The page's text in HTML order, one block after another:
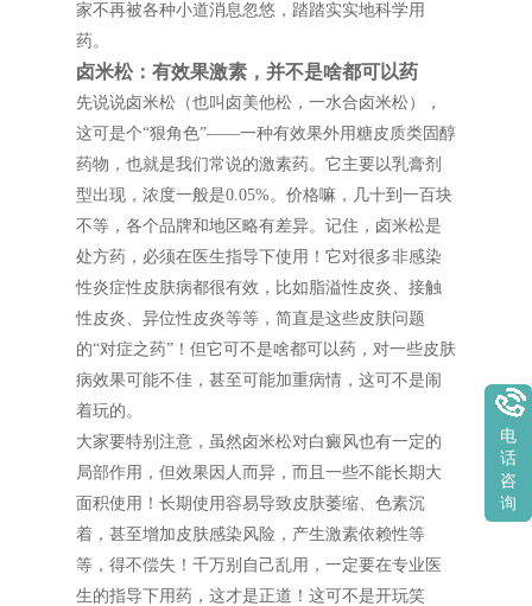
家不再被各种小道消息忽悠，踏踏实实地科学用
药。
卤米松：有效果激素，并不是啥都可以药
先说说卤米松（也叫卤美他松，一水合卤米松），
这可是个“狠角色”——一种有效果外用糖皮质类固醇
药物，也就是我们常说的激素药。它主要以乳膏剂
型出现，浓度一般是0.05%。价格嘛，几十到一百块
不等，各个品牌和地区略有差异。记住，卤米松是
处方药，必须在医生指导下使用！它对很多非感染
性炎症性皮肤病都很有效，比如脂溢性皮炎、接触
性皮炎、异位性皮炎等等，简直是这些皮肤问题
的“对症之药”！但它可不是啥都可以药，对一些皮肤
病效果可能不佳，甚至可能加重病情，这可不是闹
着玩的。
大家要特别注意，虽然卤米松对白癜风也有一定的
局部作用，但效果因人而异，而且一些不能长期大
面积使用！长期使用容易导致皮肤萎缩、色素沉
着，甚至增加皮肤感染风险，产生激素依赖性等
等，得不偿失！千万别自己乱用，一定要在专业医
生的指导下用药，这才是正道！这可不是开玩笑
电
话
咨
询